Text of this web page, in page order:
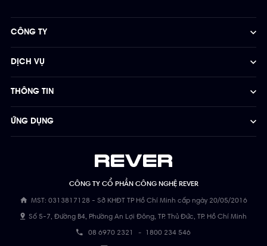
CÔNG TY CỔ PHẦN CÔNG NGHỆ REVER
MST: 0313817128 - Sở KHĐT TP Hồ Chí Minh cấp ngày 20/05/2016
Số 5-7, Đường B4, Phường An Lợi Đông, TP. Thủ Đức, TP. Hồ Chí Minh
08 6970 2321 - 1800 234 546
CÔNG TY
DỊCH VỤ
THÔNG TIN
ỨNG DỤNG